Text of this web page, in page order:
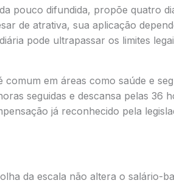
pouco difundida, propõe quatro
de atrativa, sua aplicação
pode ultrapassar os limites
comum em áreas como saúde e
seguidas e descansa pelas 36
já reconhecido pela
da escala não altera o salário-